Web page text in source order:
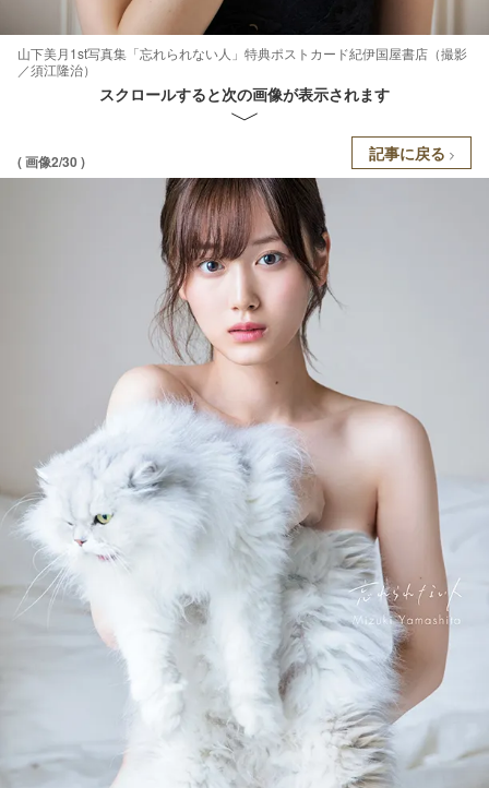
山下美月1st写真集「忘れられない人」特典ポストカード紀伊国屋書店（撮影
／須江隆治）
スクロールすると次の画像が表示されます
( 画像2/30 ) 記事に戻る